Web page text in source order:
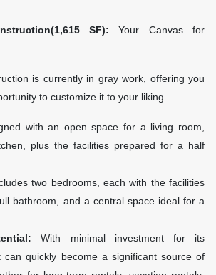
SF): Your Canvas for
is currently in gray work, offering you
to customize it to your liking.
with an open space for a living room,
plus the facilities prepared for a half
two bedrooms, each with the facilities
bathroom, and a central space ideal for a
With minimal investment for its
can quickly become a significant source of